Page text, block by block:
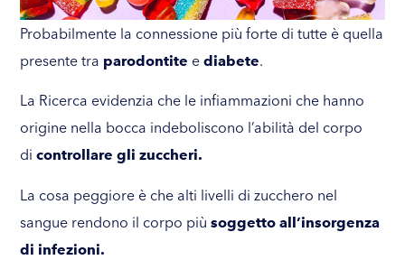
Probabilmente la connessione più forte di tutte è quella
presente tra parodontite ediabete.
La Ricerca evidenzia che le infiammazioni che hanno
origine nella bocca indeboliscono l’abilità del corpo
dicontrollare gli zuccheri.
La cosa peggiore è che alti livelli di zucchero nel
sangue rendono il corpo piùsoggetto all’insorgenza
di infezioni.